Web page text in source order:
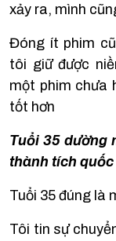
xảy ra, mình
Đóng ít phim
tôi giữ được
một phim chưa
tốt hơn
Tuổi 35 dường
thành tích
Tuổi 35 đúng là
Tôi tin sự